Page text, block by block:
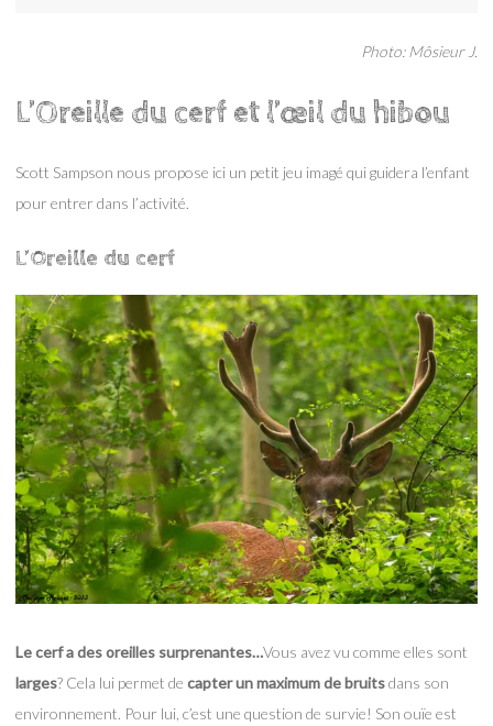
Photo: Môsieur J.
L’Oreille du cerf et l’œil du hibou
Scott Sampson nous propose ici un petit jeu imagé qui guidera l’enfant
pour entrer dans l’activité.
L’Oreille du cerf
Le cerf a des oreilles surprenantes…Vous avez vu comme elles sont
larges? Cela lui permet de capter un maximum de bruitsdans son
environnement. Pour lui, c’est une question de survie! Son ouïe est